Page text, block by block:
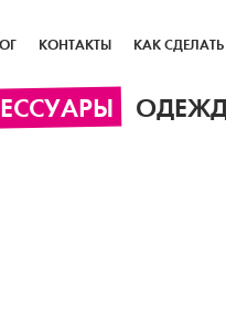
КОНТАКТЫ КАК